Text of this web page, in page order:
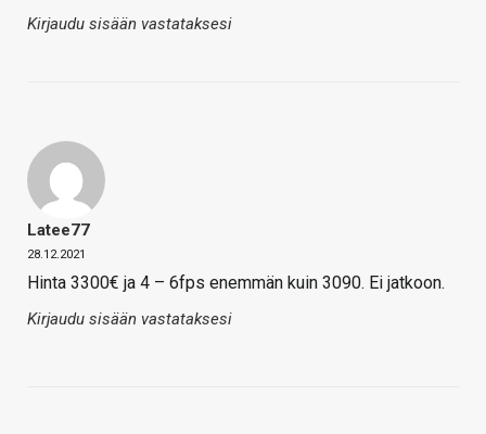
Kirjaudu sisään vastataksesi
Latee77
28.12.2021
Hinta 3300€ ja 4 – 6fps enemmän kuin 3090. Ei jatkoon.
Kirjaudu sisään vastataksesi